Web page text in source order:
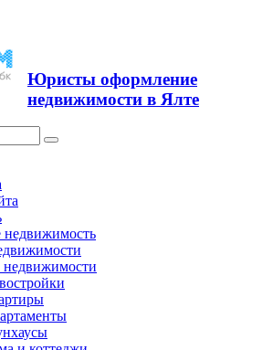
Юристы оформление
недвижимости в Ялте
недвижимость